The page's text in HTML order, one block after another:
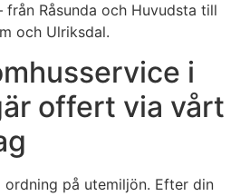
från Råsunda och Huvudsta till
och Ulriksdal.
i
offert via vårt
på utemiljön. Efter din